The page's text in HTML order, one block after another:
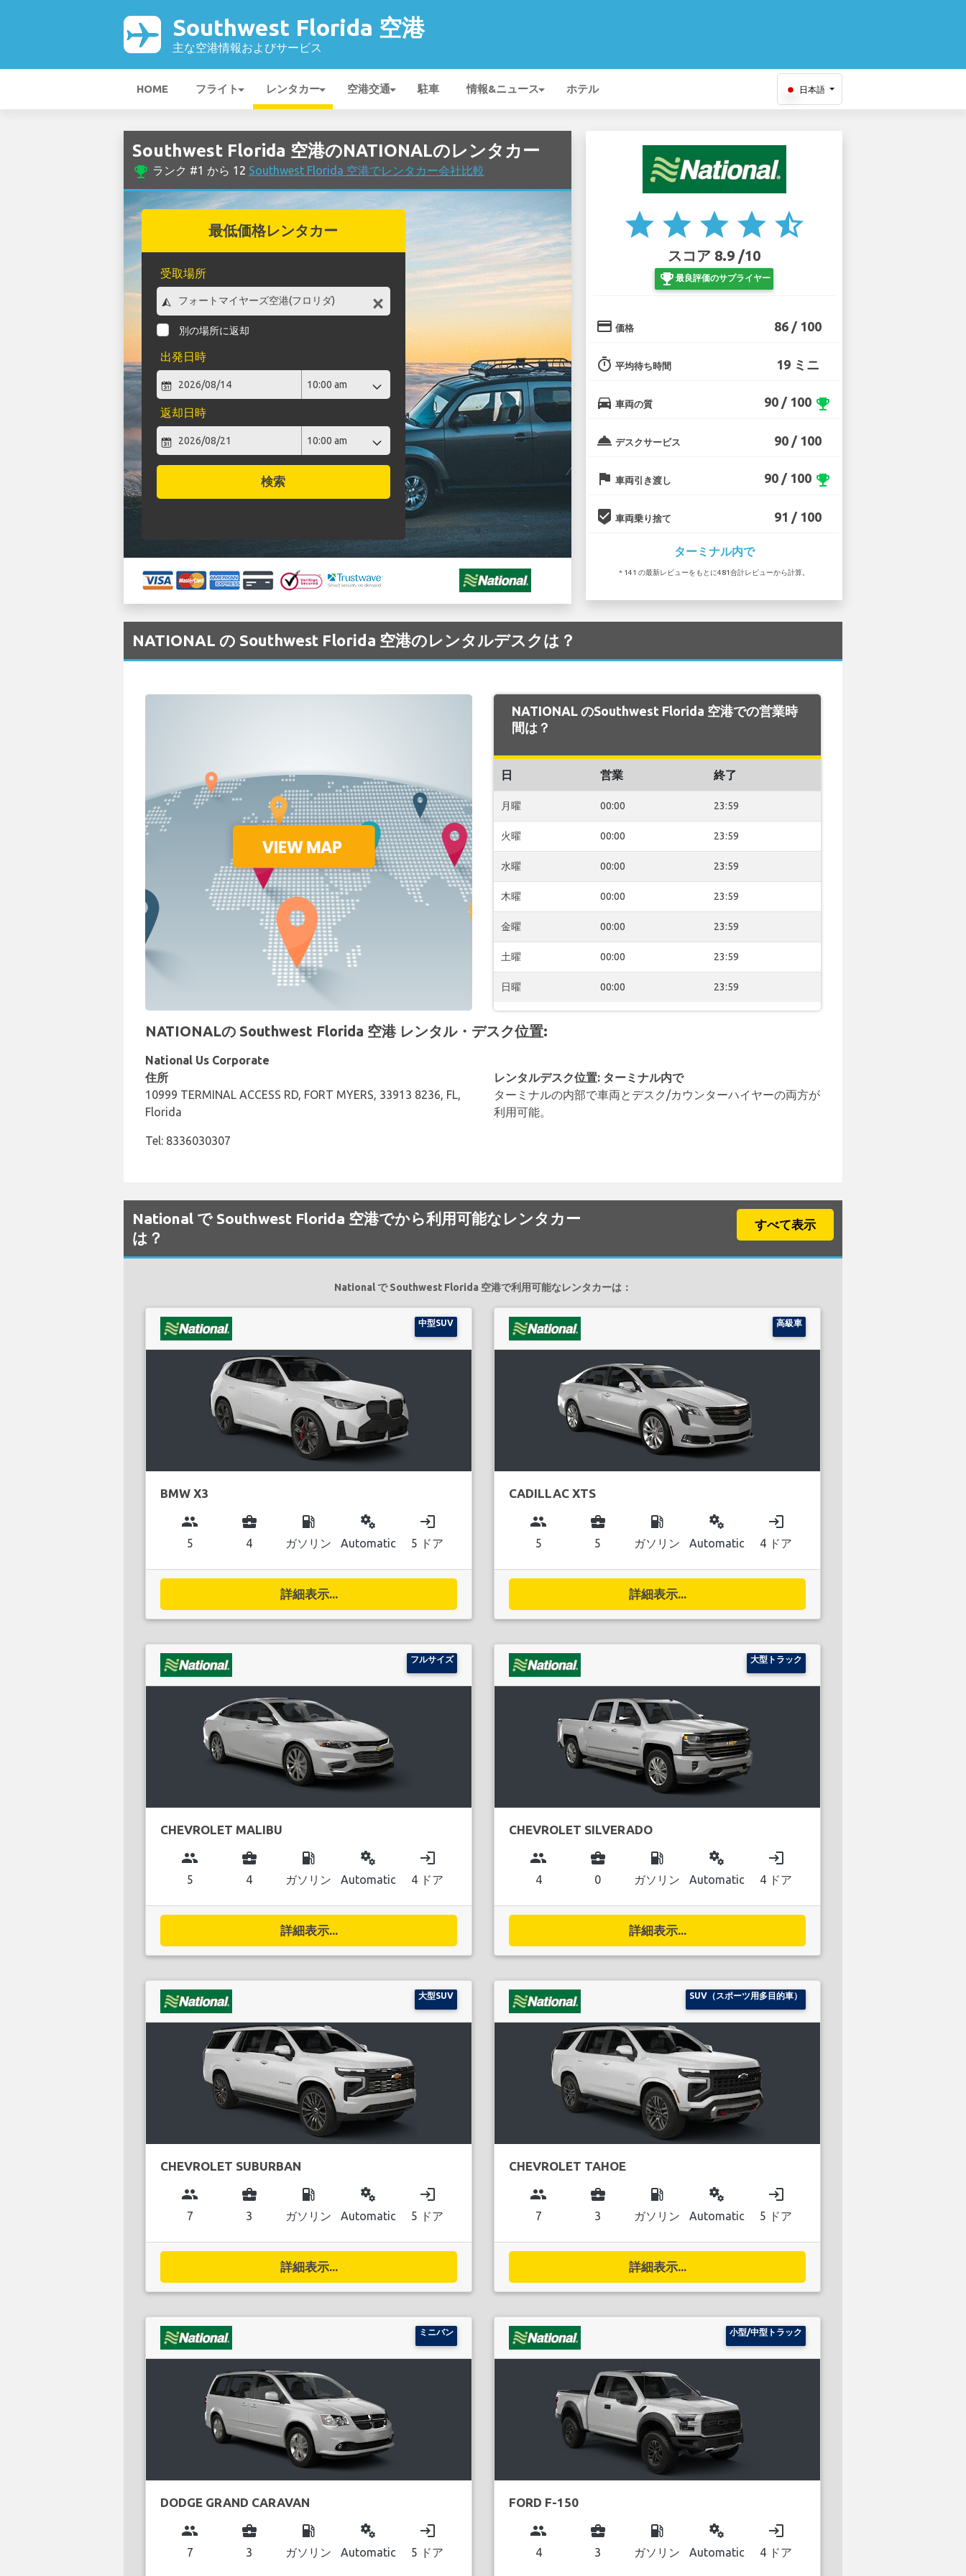
Southwest Florida 空港
主な空港情報およびサービス
HOME フライト レンタカー 空港交通 駐車 情報&ニュース ホテル 日本語
Southwest Florida 空港のNATIONALのレンタカー
emoji_events ランク #1 から 12 Southwest Florida 空港でレンタカー会社比較
最低価格レンタカー
受取場所
別の場所に返却
出発日時
返却日時
検索
star star star star star_half
スコア 8.9 /10
emoji_events 最良評価のサプライヤー
credit_card 価格 86 / 100
timer 平均待ち時間 19 ミニ
directions_car 車両の質 90 / 100 emoji_events
room_service デスクサービス 90 / 100
flag 車両引き渡し 90 / 100 emoji_events
beenhere 車両乗り捨て 91 / 100
ターミナル内で
* 141 の最新レビューをもとに481合計レビューから計算。
NATIONAL の Southwest Florida 空港のレンタルデスクは？
NATIONAL のSouthwest Florida 空港での営業時
間は？
日 営業 終了
月曜 00:00 23:59
火曜 00:00 23:59
水曜 00:00 23:59
木曜 00:00 23:59
金曜 00:00 23:59
土曜 00:00 23:59
日曜 00:00 23:59
NATIONALの Southwest Florida 空港 レンタル・デスク位置:
National Us Corporate
住所
10999 TERMINAL ACCESS RD, FORT MYERS, 33913 8236, FL,
Florida
Tel: 8336030307
レンタルデスク位置: ターミナル内で
ターミナルの内部で車両とデスク/カウンターハイヤーの両方が
利用可能。
National で Southwest Florida 空港でから利用可能なレンタカー
は？
すべて表示
National で Southwest Florida 空港で利用可能なレンタカーは：
中型SUV
BMW X3
group
5
business_center
4
local_gas_station
ガソリン
miscellaneous_services
Automatic
login
5 ドア
詳細表示...
高級車
CADILLAC XTS
group
5
business_center
5
local_gas_station
ガソリン
miscellaneous_services
Automatic
login
4 ドア
詳細表示...
フルサイズ
CHEVROLET MALIBU
group
5
business_center
4
local_gas_station
ガソリン
miscellaneous_services
Automatic
login
4 ドア
詳細表示...
大型トラック
CHEVROLET SILVERADO
group
4
business_center
0
local_gas_station
ガソリン
miscellaneous_services
Automatic
login
4 ドア
詳細表示...
大型SUV
CHEVROLET SUBURBAN
group
7
business_center
3
local_gas_station
ガソリン
miscellaneous_services
Automatic
login
5 ドア
詳細表示...
SUV（スポーツ用多目的車）
CHEVROLET TAHOE
group
7
business_center
3
local_gas_station
ガソリン
miscellaneous_services
Automatic
login
5 ドア
詳細表示...
ミニバン
DODGE GRAND CARAVAN
group
7
business_center
3
local_gas_station
ガソリン
miscellaneous_services
Automatic
login
5 ドア
小型/中型トラック
FORD F-150
group
4
business_center
3
local_gas_station
ガソリン
miscellaneous_services
Automatic
login
4 ドア